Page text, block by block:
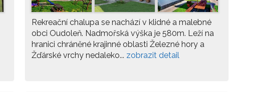
Rekreační chalupa se nachází v klidné a malebné
obci Oudoleň. Nadmořská výška je 580m. Leží na
hranici chráněné krajinné oblasti Železné hory a
Žďárské vrchy nedaleko... zobrazit detail